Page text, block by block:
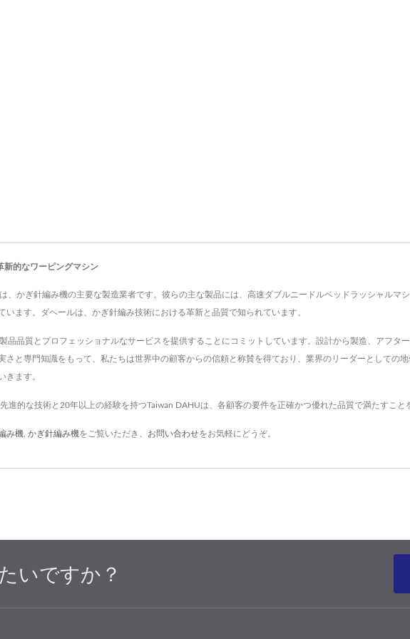
的なワーピングマシン
、かぎ針編み機の主要な製造業者です。彼らの主な製品には、高速ダブルニードルベッドラッシャルマ
ます。ダヘールは、かぎ針編み技術における革新と品質で知られています。
品品質とプロフェッショナルなサービスを提供することにコミットしています。設計から製造、アフタ
と専門知識をもって、私たちは世界中の顧客からの信頼と称賛を得ており、業界のリーダーとしての
きます。
進的な技術と20年以上の経験を持つTaiwan DAHUは、各顧客の要件を正確かつ優れた品質で満たすこと
み機 かぎ針編み機をご覧いただき、 お問い合わせをお気軽にどうぞ。
いですか？